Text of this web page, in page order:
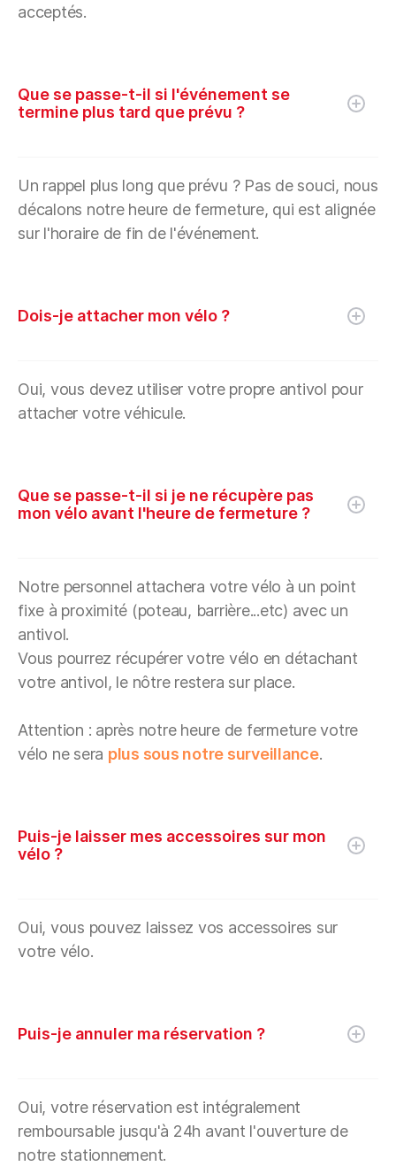
acceptés.
Que se passe-t-il si l'événement se
termine plus tard que prévu ?
Un rappel plus long que prévu ? Pas de souci, nous
décalons notre heure de fermeture, qui est alignée
sur l'horaire de fin de l'événement.
Dois-je attacher mon vélo ?
Oui, vous devez utiliser votre propre antivol pour
attacher votre véhicule.
Que se passe-t-il si je ne récupère pas
mon vélo avant l'heure de fermeture ?
Notre personnel attachera votre vélo à un point
fixe à proximité (poteau, barrière...etc) avec un
antivol.
Vous pourrez récupérer votre vélo en détachant
votre antivol, le nôtre restera sur place.
Attention : après notre heure de fermeture votre
vélo ne sera plus sous notre surveillance.
Puis-je laisser mes accessoires sur mon
vélo ?
Oui, vous pouvez laissez vos accessoires sur
votre vélo.
Puis-je annuler ma réservation ?
Oui, votre réservation est intégralement
remboursable jusqu'à 24h avant l'ouverture de
notre stationnement.